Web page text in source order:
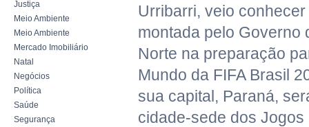
Justiça
Meio Ambiente
Meio Ambiente
Mercado Imobiliário
Natal
Negócios
Política
Saúde
Segurança
Urribarri, veio
montada pelo Governo
Norte na preparação
Mundo da FIFA Brasil
sua capital, Paraná,
cidade-sede dos